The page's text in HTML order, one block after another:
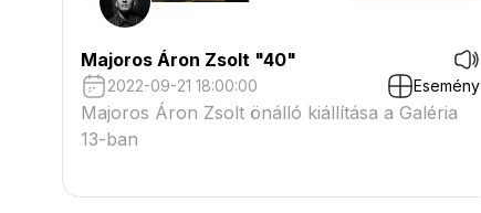
Majoros Áron Zsolt "40"
2022-09-21 18:00:00 Esemény
Majoros Áron Zsolt önálló kiállítása a Galéria
13-ban